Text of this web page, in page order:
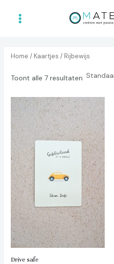
menu
Home / Kaartjes / Rijbewijs
Toont alle 7 resultaten
Drive safe